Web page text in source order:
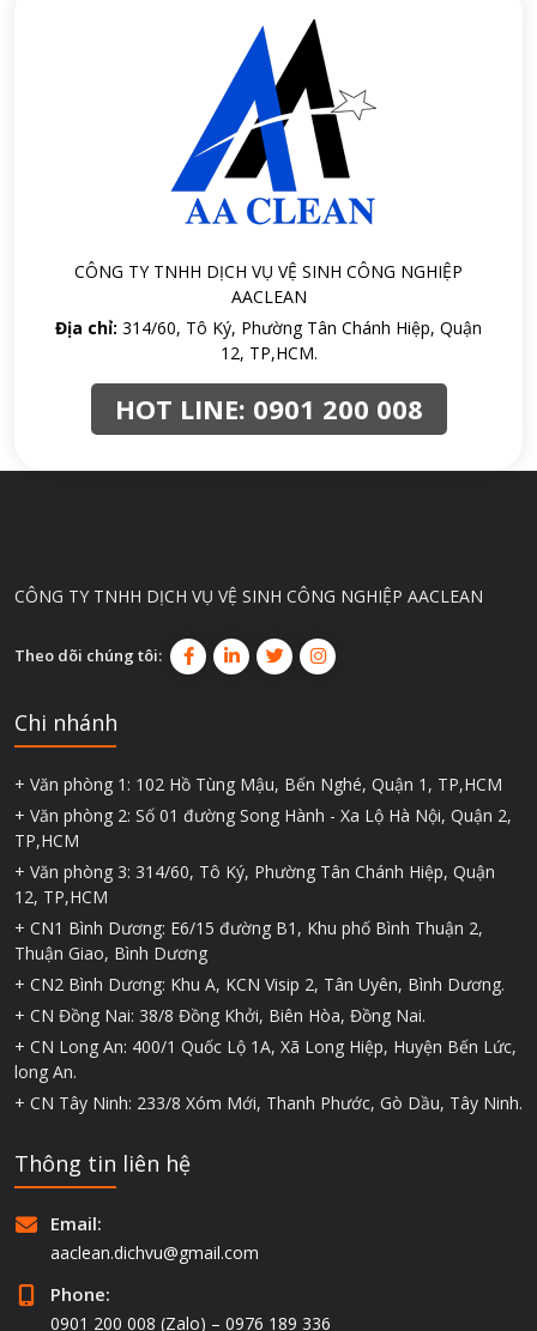
CÔNG TY TNHH DỊCH VỤ VỆ SINH CÔNG NGHIỆP
AACLEAN
Địa chỉ: 314/60, Tô Ký, Phường Tân Chánh Hiệp, Quận
12, TP,HCM.
HOT LINE: 0901 200 008
CÔNG TY TNHH DỊCH VỤ VỆ SINH CÔNG NGHIỆP AACLEAN
Theo dõi chúng tôi:
Chi nhánh
+ Văn phòng 1: 102 Hồ Tùng Mậu, Bến Nghé, Quận 1, TP,HCM
+ Văn phòng 2: Số 01 đường Song Hành - Xa Lộ Hà Nội, Quận 2,
TP,HCM
+ Văn phòng 3: 314/60, Tô Ký, Phường Tân Chánh Hiệp, Quận
12, TP,HCM
+ CN1 Bình Dương: E6/15 đường B1, Khu phố Bình Thuận 2,
Thuận Giao, Bình Dương
+ CN2 Bình Dương: Khu A, KCN Visip 2, Tân Uyên, Bình Dương.
+ CN Đồng Nai: 38/8 Đồng Khởi, Biên Hòa, Đồng Nai.
+ CN Long An: 400/1 Quốc Lộ 1A, Xã Long Hiệp, Huyện Bến Lức,
long An.
+ CN Tây Ninh: 233/8 Xóm Mới, Thanh Phước, Gò Dầu, Tây Ninh.
Thông tin liên hệ
Email:
aaclean.dichvu@gmail.com
Phone:
0901 200 008 (Zalo) – 0976 189 336